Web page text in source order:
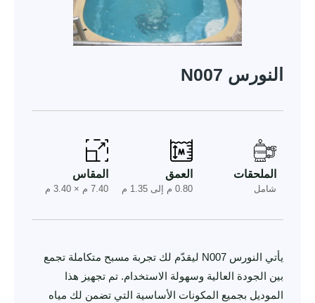
النورس N007
الملحقات
شامل
العمق
0.80 م إلى 1.35 م
المقاس
7.40 م × 3.40 م
يأتي النورس N007 ليقدّم لك تجربة مسبح متكاملة تجمع
بين الجودة العالية وسهولة الاستخدام. تم تجهيز هذا
الموديل بجميع المكونات الأساسية التي تضمن لك مياه